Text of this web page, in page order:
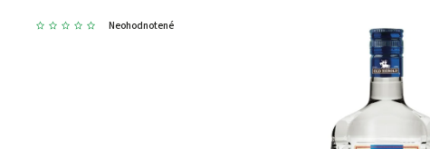
Neohodnotené